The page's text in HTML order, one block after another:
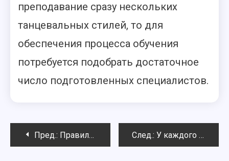
преподавание сразу нескольких
танцевальных стилей, то для
обеспечения процесса обучения
потребуется подобрать достаточное
число подготовленных специалистов.
Навигация
Пред.: Правила тренировки во время занятия фитнесом След.: У каждого свой путь усовершенствования личности